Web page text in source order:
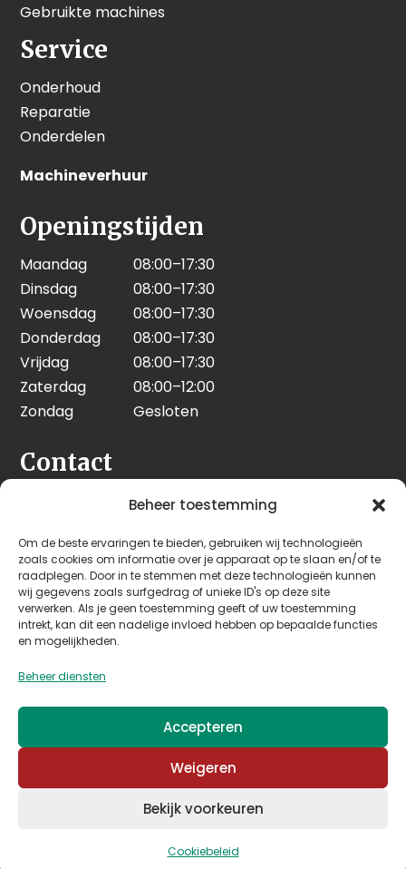
Beheer toestemming
Om de beste ervaringen te bieden, gebruiken wij technologieën
zoals cookies om informatie over je apparaat op te slaan en/of te
raadplegen. Door in te stemmen met deze technologieën kunnen
wij gegevens zoals surfgedrag of unieke ID's op deze site
verwerken. Als je geen toestemming geeft of uw toestemming
intrekt, kan dit een nadelige invloed hebben op bepaalde functies
en mogelijkheden.
Beheer diensten
Accepteren
Weigeren
Bekijk voorkeuren
Cookiebeleid
Gebruikte machines
Service
Onderhoud
Reparatie
Onderdelen
Machineverhuur
Openingstijden
Maandag
08:00–17:30
Dinsdag
08:00–17:30
Woensdag
08:00–17:30
Donderdag
08:00–17:30
Vrijdag
08:00–17:30
Zaterdag
08:00–12:00
Zondag
Gesloten
Contact
Seeleman & Hoogendoorn
3628 GD Kockengen
Nederland
+31 (0)346 242 114
info@seehoo.nl
© 2026 Seeleman & Hoogendoorn - Mede mogelijk
gemaakt doorArimpex B.V.